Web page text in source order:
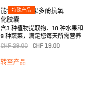
特殊产品
能萃绿色蔬果多酚抗氧
化胶囊
含3 种植物提取物、10 种水果和
9 种蔬菜，满足您每天所需营养
CHF29.00 CHF 19.00
转至产品